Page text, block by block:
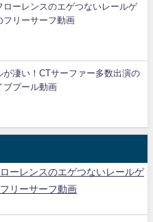
ローレンスのエゲつないレールゲ
フリーサーフ動画
が凄い！CTサーファー多数出演の
ブプール動画
ーレンスのエゲつないレールゲ
リーサーフ動画